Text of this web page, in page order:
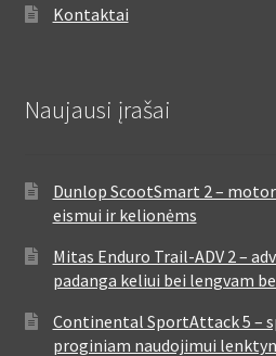
Kontaktai
Naujausi įrašai
Dunlop ScootSmart 2 –
eismui ir kelionėms
Mitas Enduro Trail-ADV 2 –
padanga keliui bei lengvam
Continental SportAttack 5 –
proginiam naudojimui